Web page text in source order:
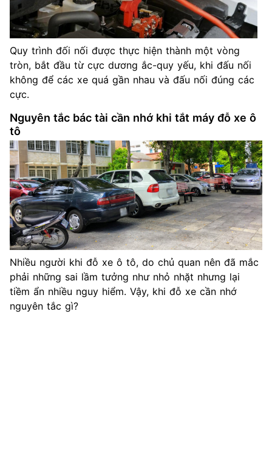
Quy trình đối nối được thực hiện thành một vòng
tròn, bắt đầu từ cực dương ắc-quy yếu, khi đấu nối
không để các xe quá gần nhau và đấu nối đúng các
cực.
Nguyên tắc bác tài cần nhớ khi tắt máy đỗ xe ô
tô
Nhiều người khi đỗ xe ô tô, do chủ quan nên đã mắc
phải những sai lầm tưởng như nhỏ nhặt nhưng lại
tiềm ẩn nhiều nguy hiểm. Vậy, khi đỗ xe cần nhớ
nguyên tắc gì?